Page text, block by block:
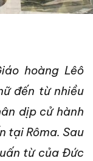
hoàng Lêô
đến từ nhiều
dịp cử hành
tại Rôma. Sau
từ của Đức